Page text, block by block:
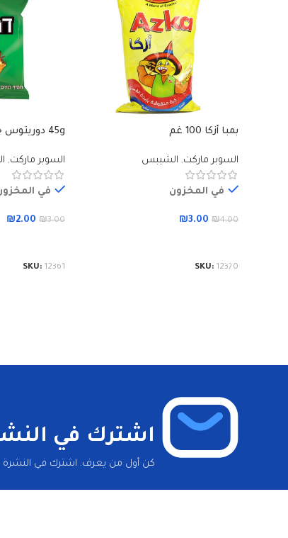
بمبا أزكا 100 غم
السوبر ماركت, الشيبس
في المخزون
₪4.00
₪3.00
SKU: 12370
45g دوريتوس حامض وحار
السوبر ماركت,
في
₪3.00
₪2.00
SKU: 12361
اشترك في
كن أول من يعرف. اشترك في النشرة